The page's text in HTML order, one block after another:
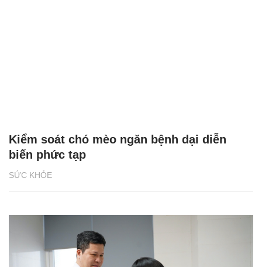
SỨC KHỎE
Kiểm soát chó mèo ngăn bệnh dại diễn
biến phức tạp